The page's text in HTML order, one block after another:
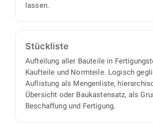
lassen.
Stückliste
Aufteilung aller Bauteile in
Kaufteile und Normteile. Logisch
Auflistung als Mengenliste,
Übersicht oder Baukastensatz, als
Beschaffung und Fertigung.